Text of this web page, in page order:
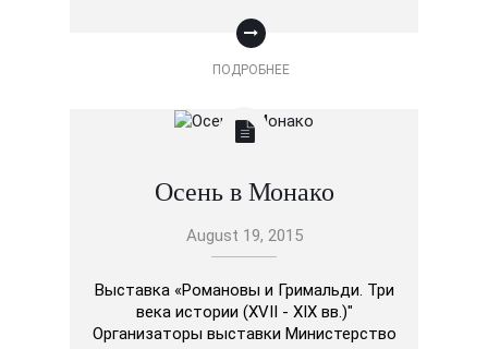
ПОДРОБНЕЕ
Осень в Монако
August 19, 2015
Выставка «Романовы и Гримальди. Три
века истории (XVII - XIX вв.)"
Организаторы выставки Министерство